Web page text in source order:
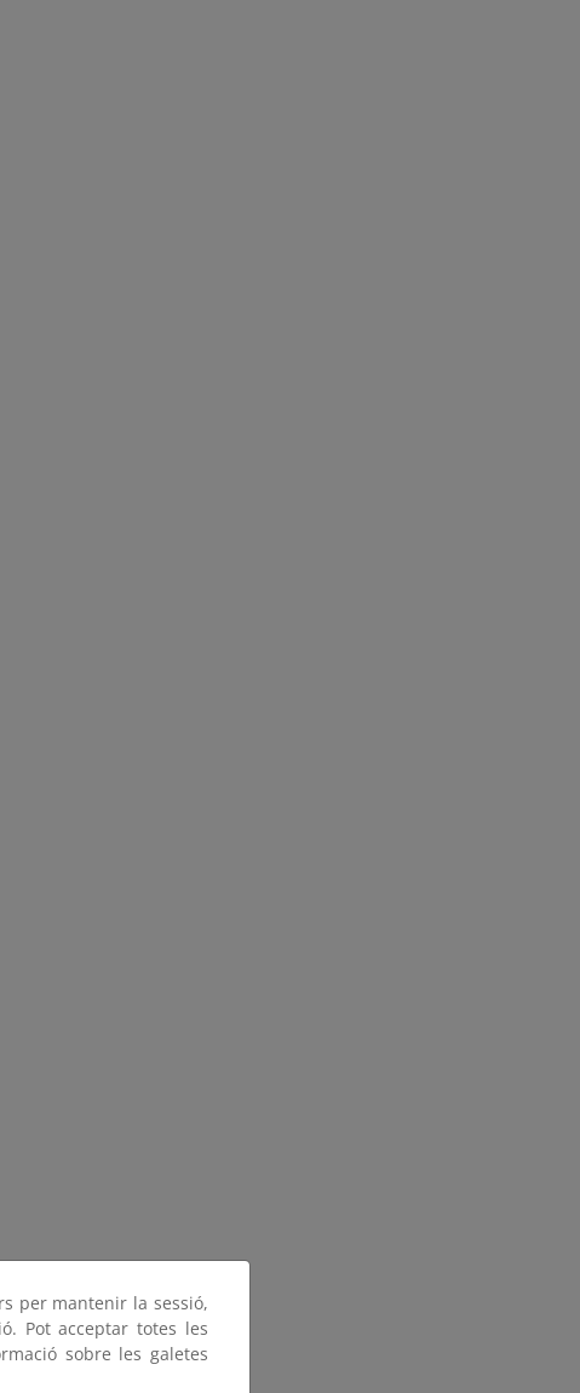
per mantenir la sessió,
Pot acceptar totes les
sobre les galetes